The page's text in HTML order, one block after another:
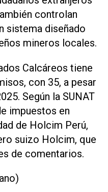
controlan
sistema diseñado
mineros locales.
Calcáreos tiene
con 35, a pesar
Según la SUNAT
impuestos en
de Holcim Perú,
suizo Holcim, que
de comentarios.